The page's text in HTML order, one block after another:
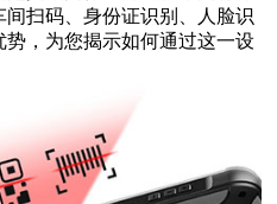
间扫码、身份证识别、人脸识
，为您揭示如何通过这一设